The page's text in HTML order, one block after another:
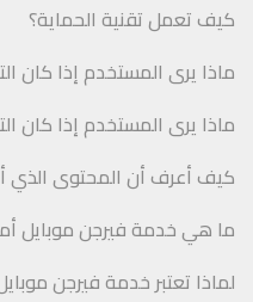
كيف تعمل تقنية الحماية؟
ماذا يرى المستخدم إذا كان
ماذا يرى المستخدم إذا كان
كيف أعرف أن المحتوى الذي
ما هي خدمة فيرجن موبايل
لماذا تعتبر خدمة فيرجن